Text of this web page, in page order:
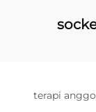
terapi